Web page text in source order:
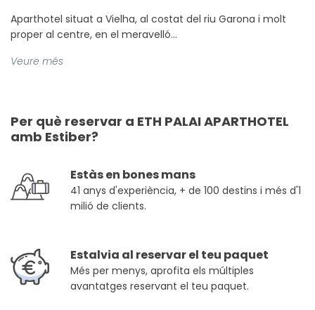
Aparthotel situat a Vielha, al costat del riu Garona i molt
proper al centre, en el meravelló...
Veure més
Per què reservar a ETH PALAI APARTHOTEL
amb Estiber?
Estàs en bones mans
41 anys d'experiència, + de 100 destins i més d'1
milió de clients.
Estalvia al reservar el teu paquet
Més per menys, aprofita els múltiples
avantatges reservant el teu paquet.